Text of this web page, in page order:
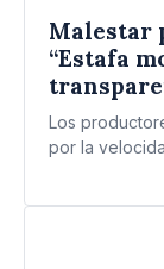
Malestar
“Estafa
Los
por la